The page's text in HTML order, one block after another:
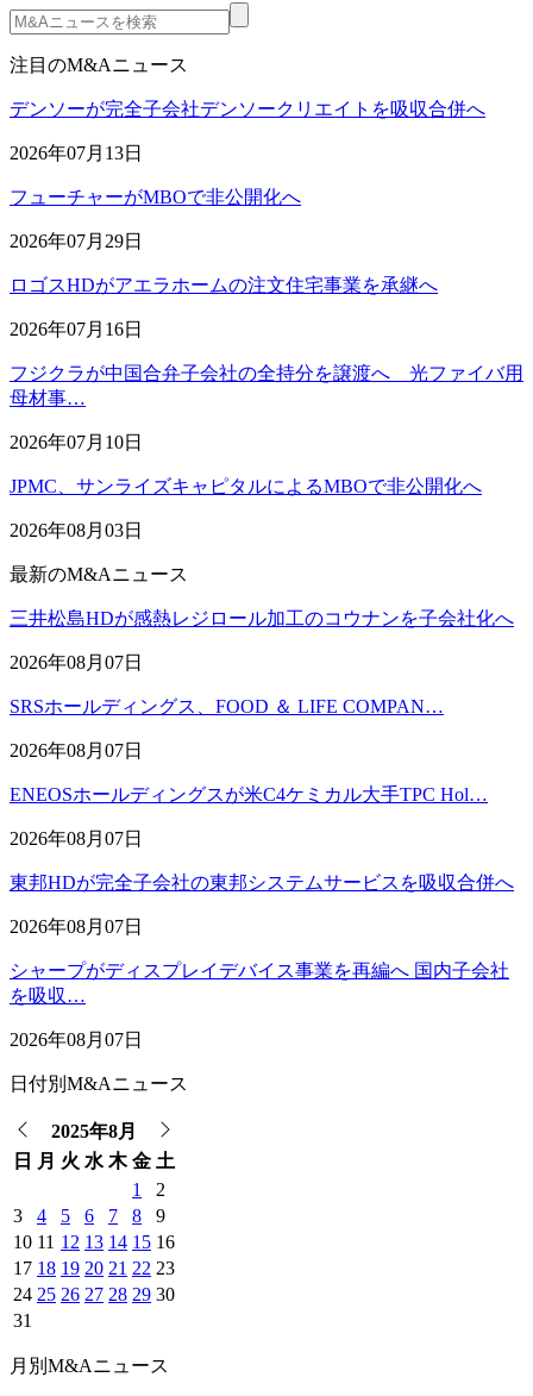
注目のM&Aニュース
デンソーが完全子会社デンソークリエイトを吸収合併へ
2026年07月13日
フューチャーがMBOで非公開化へ
2026年07月29日
ロゴスHDがアエラホームの注文住宅事業を承継へ
2026年07月16日
フジクラが中国合弁子会社の全持分を譲渡へ 光ファイバ用
母材事…
2026年07月10日
JPMC、サンライズキャピタルによるMBOで非公開化へ
2026年08月03日
最新のM&Aニュース
三井松島HDが感熱レジロール加工のコウナンを子会社化へ
2026年08月07日
SRSホールディングス、FOOD ＆ LIFE COMPAN…
2026年08月07日
ENEOSホールディングスが米C4ケミカル大手TPC Hol…
2026年08月07日
東邦HDが完全子会社の東邦システムサービスを吸収合併へ
2026年08月07日
シャープがディスプレイデバイス事業を再編へ 国内子会社
を吸収…
2026年08月07日
日付別M&Aニュース
2025年8月
日
月 火 水 木 金 土
1
2
3
4 5 6 7 8
9
10 11 12 13 14 15 16
17 18 19 20 21 22 23
24 25 26 27 28 29 30
31
月別M&Aニュース